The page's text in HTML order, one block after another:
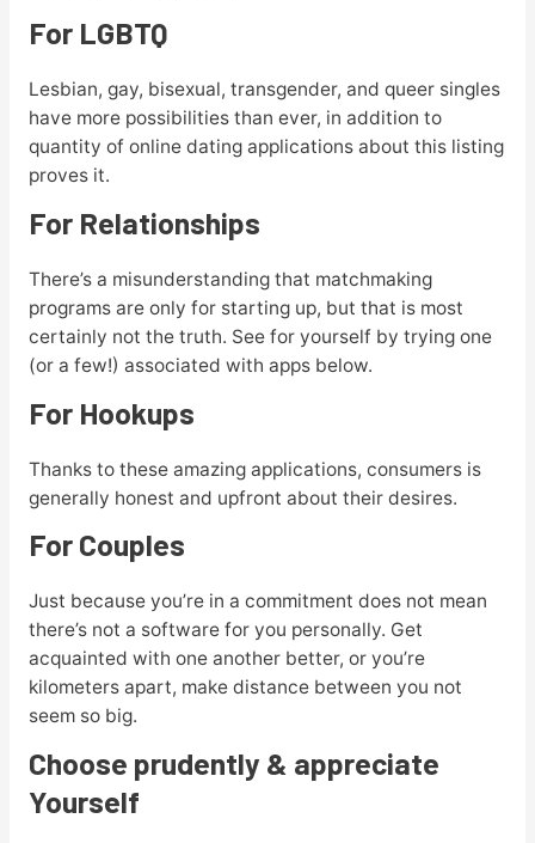
For LGBTQ
Lesbian, gay, bisexual, transgender, and queer singles
have more possibilities than ever, in addition to
quantity of online dating applications about this listing
proves it.
For Relationships
There’s a misunderstanding that matchmaking
programs are only for starting up, but that is most
certainly not the truth. See for yourself by trying one
(or a few!) associated with apps below.
For Hookups
Thanks to these amazing applications, consumers is
generally honest and upfront about their desires.
For Couples
Just because you’re in a commitment does not mean
there’s not a software for you personally. Get
acquainted with one another better, or you’re
kilometers apart, make distance between you not
seem so big.
Choose prudently & appreciate
Yourself